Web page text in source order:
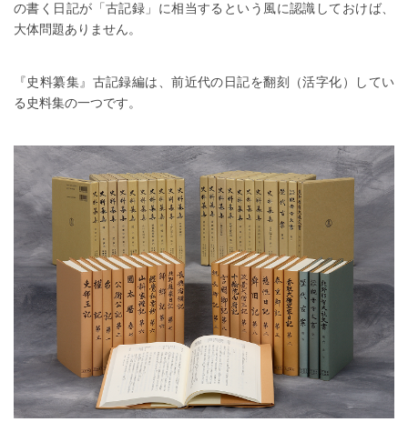
の書く日記が「古記録」に相当するという風に認識しておけば、
大体問題ありません。
『史料纂集』古記録編は、前近代の日記を翻刻（活字化）してい
る史料集の一つです。